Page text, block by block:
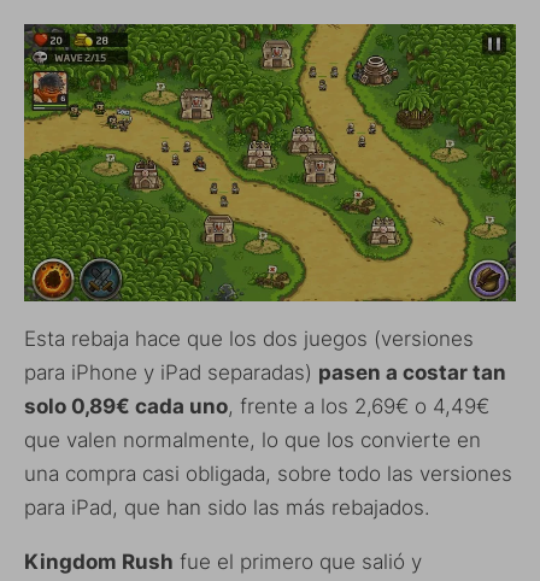
Esta rebaja hace que los dos juegos (versiones
para iPhone y iPad separadas) pasen a costar tan
solo 0,89€ cada uno, frente a los 2,69€ o 4,49€
que valen normalmente, lo que los convierte en
una compra casi obligada, sobre todo las versiones
para iPad, que han sido las más rebajados.
Kingdom Rush fue el primero que salió y